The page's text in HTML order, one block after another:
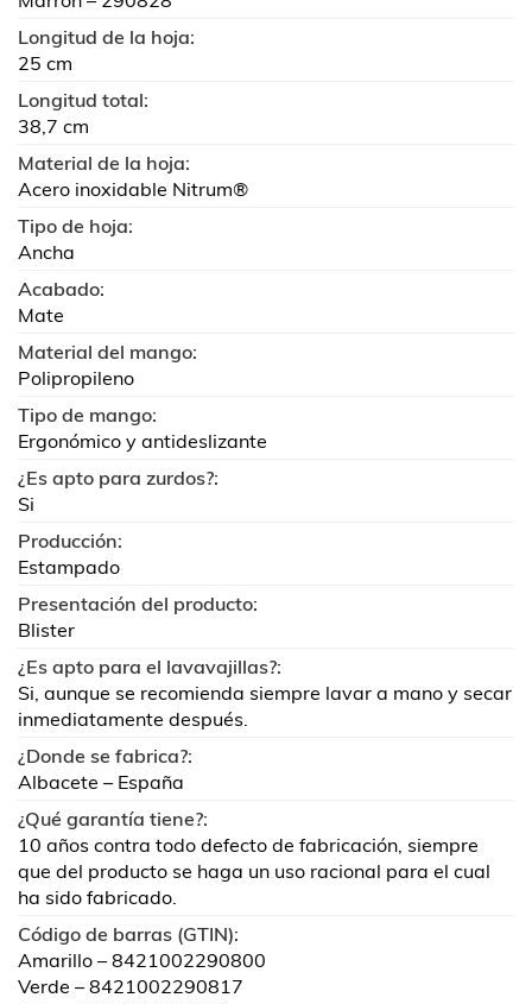
Longitud de la hoja:
25 cm
Longitud total:
38,7 cm
Material de la hoja:
Acero inoxidable Nitrum®
Tipo de hoja:
Ancha
Acabado:
Mate
Material del mango:
Polipropileno
Tipo de mango:
Ergonómico y antideslizante
¿Es apto para zurdos?:
Si
Producción:
Estampado
Presentación del producto:
Blister
¿Es apto para el lavavajillas?:
Si, aunque se recomienda siempre lavar a mano y secar
inmediatamente después.
¿Donde se fabrica?:
Albacete – España
¿Qué garantía tiene?:
10 años contra todo defecto de fabricación, siempre
que del producto se haga un uso racional para el cual
ha sido fabricado.
Código de barras (GTIN):
Amarillo – 8421002290800
Verde – 8421002290817